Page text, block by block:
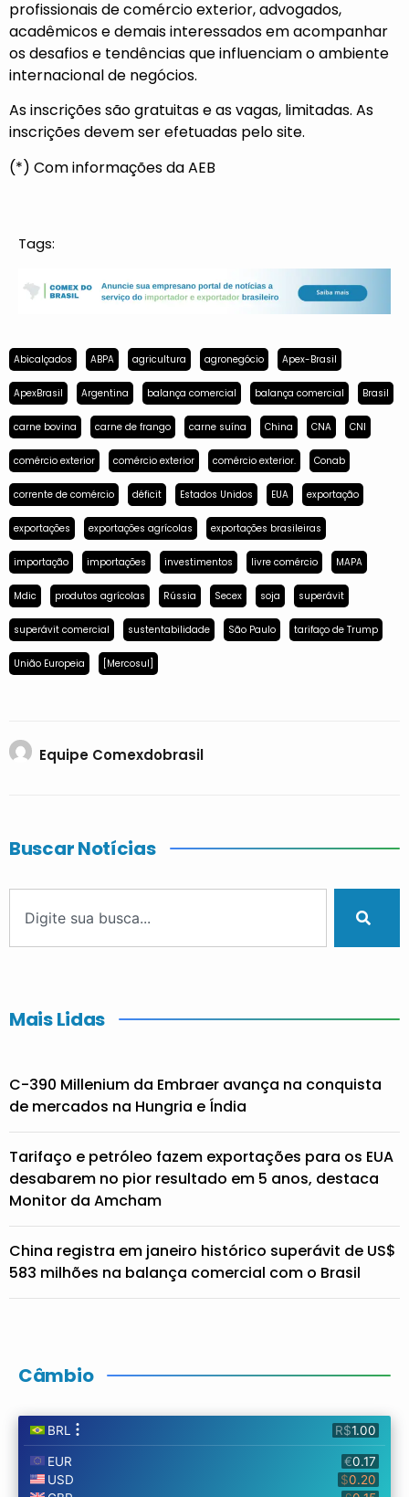
profissionais de comércio exterior, advogados,
acadêmicos e demais interessados em acompanhar
os desafios e tendências que influenciam o ambiente
internacional de negócios.
As inscrições são gratuitas e as vagas, limitadas. As
inscrições devem ser efetuadas pelosite.
(*) Com informações da AEB
Tags:
Abicalçados ABPA agricultura agronegócio Apex-Brasil
ApexBrasil Argentina balança comercial balança comercial Brasil
carne bovina carne de frango carne suína China CNA CNI
comércio exterior comércio exterior comércio exterior. Conab
corrente de comércio déficit Estados Unidos EUA exportação
exportações exportações agrícolas exportações brasileiras
importação importações investimentos livre comércio MAPA
Mdic produtos agrícolas Rússia Secex soja superávit
superávit comercial sustentabilidade São Paulo tarifaço de Trump
União Europeia [Mercosul]
Equipe Comexdobrasil
Buscar Notícias
Mais Lidas
C-390 Millenium da Embraer avança na conquista
de mercados na Hungria e Índia
Tarifaço e petróleo fazem exportações para os EUA
desabarem no pior resultado em 5 anos, destaca
Monitor da Amcham
China registra em janeiro histórico superávit de US$
583 milhões na balança comercial com o Brasil
Câmbio